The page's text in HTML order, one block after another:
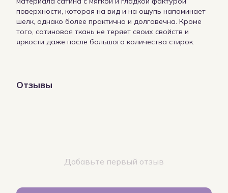
поверхности, которая на вид и на ощупь напоминает
шелк, однако более практична и долговечна. Кроме
того, сатиновая ткань не теряет своих свойств и
яркости даже после большого количества стирок.
Отзывы
Добавьте первый отзыв